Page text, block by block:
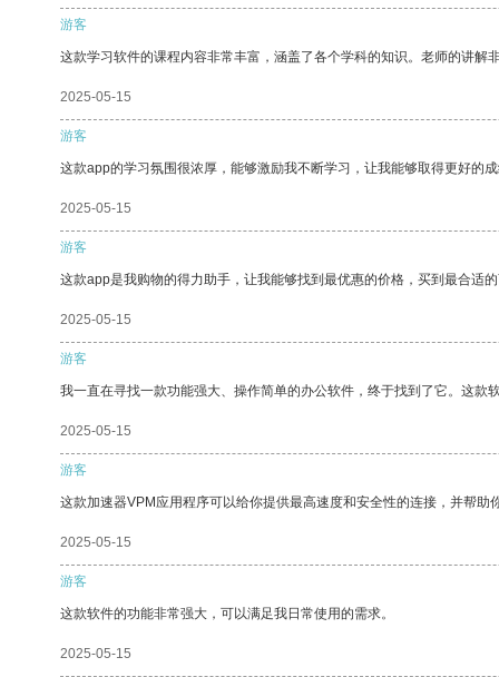
游客
这款学习软件的课程内容非常丰富，涵盖了各个学科的知识。老师的讲解
2025-05-15
游客
这款app的学习氛围很浓厚，能够激励我不断学习，让我能够取得更好的
2025-05-15
游客
这款app是我购物的得力助手，让我能够找到最优惠的价格，买到最合适
2025-05-15
游客
我一直在寻找一款功能强大、操作简单的办公软件，终于找到了它。这
2025-05-15
游客
这款加速器VPM应用程序可以给你提供最高速度和安全性的连接，并帮助
2025-05-15
游客
这款软件的功能非常强大，可以满足我日常使用的需求。
2025-05-15